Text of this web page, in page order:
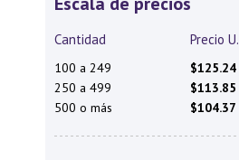
Cantidad Precio U.
100 a 249
$125.24
250 a 499
$113.85
500 o más
$104.37